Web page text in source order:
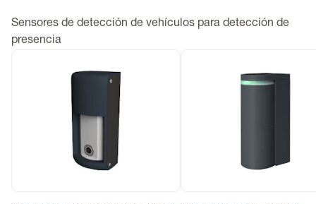
Sensores de detección de vehículos para detección de
presencia